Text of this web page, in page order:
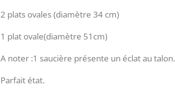
2 plats ovales (diamètre 34 cm)
1 plat ovale(diamètre 51cm)
A noter :1 saucière présente un éclat au talon.
Parfait état.